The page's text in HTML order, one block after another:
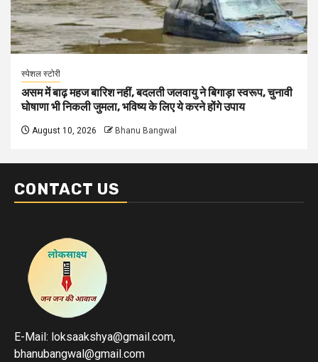
स्पेशल स्टोरी
असम में बाढ़ महज बारिश नहीं, बदलती जलवायु ने बिगाड़ा स्वरूप, चुनावी
घोषाणा भी निकली जुमला, भविष्य के लिए ये करने होंगे उपाय
August 10, 2026 Bhanu Bangwal
CONTACT US
E-Mail: loksaakshya@gmail.com,
bhanubangwal@gmail.com